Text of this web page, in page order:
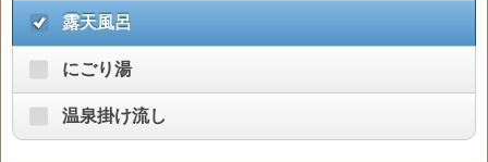
露天風呂
にごり湯
温泉掛け流し